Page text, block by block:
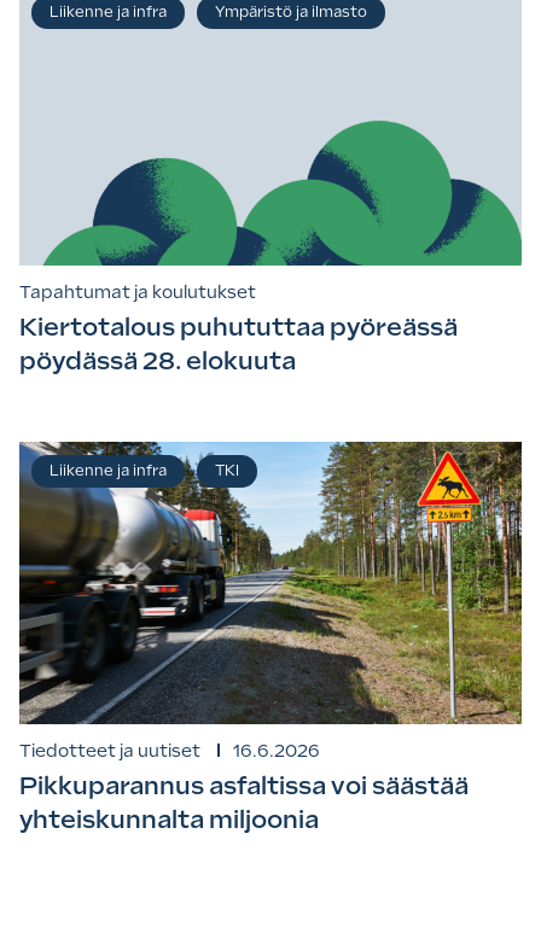
Tapahtumat ja koulutukset
Kiertotalous puhututtaa pyöreässä
pöydässä 28. elokuuta
Liikenne ja infra Ympäristö ja ilmasto
Tiedotteet ja uutiset 16.6.2026
Pikkuparannus asfaltissa voi säästää
yhteiskunnalta miljoonia
Liikenne ja infra TKI